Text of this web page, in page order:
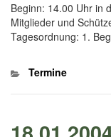
Beginn: 14.00 Uhr in
Mitglieder und
Tagesordnung: 1.
Kategorien
Termine